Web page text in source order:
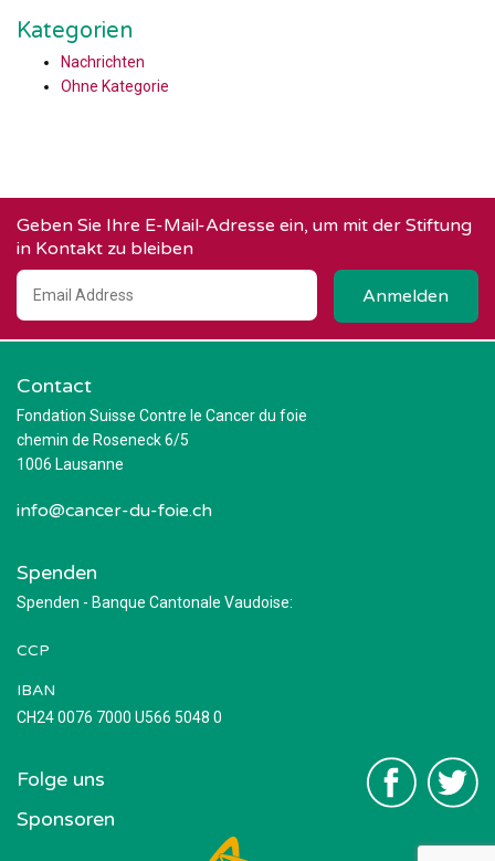
Kategorien
Nachrichten
Ohne Kategorie
Geben Sie Ihre E-Mail-Adresse ein, um mit der Stiftung
in Kontakt zu bleiben
Contact
Fondation Suisse Contre le Cancer du foie
chemin de Roseneck 6/5
1006 Lausanne
info@cancer-du-foie.ch
Spenden
Spenden - Banque Cantonale Vaudoise:
CCP
IBAN
CH24 0076 7000 U566 5048 0
Folge uns
Sponsoren